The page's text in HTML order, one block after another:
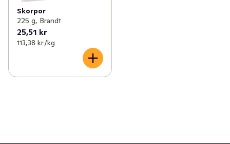
Skorpor
225 g, Brandt
25,51 kr
113,38 kr /kg